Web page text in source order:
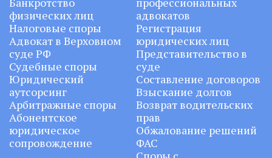
физических лиц
Налоговые споры
Адвокат в Верховном
суде РФ
Судебные споры
Юридический
аутсорсинг
Арбитражные споры
Абонентское
юридическое
сопровождение
адвокатов
Регистрация
юридических лиц
Представительство в
суде
Составление договоров
Взыскание долгов
Возврат водительских
прав
Обжалование решений
ФАС